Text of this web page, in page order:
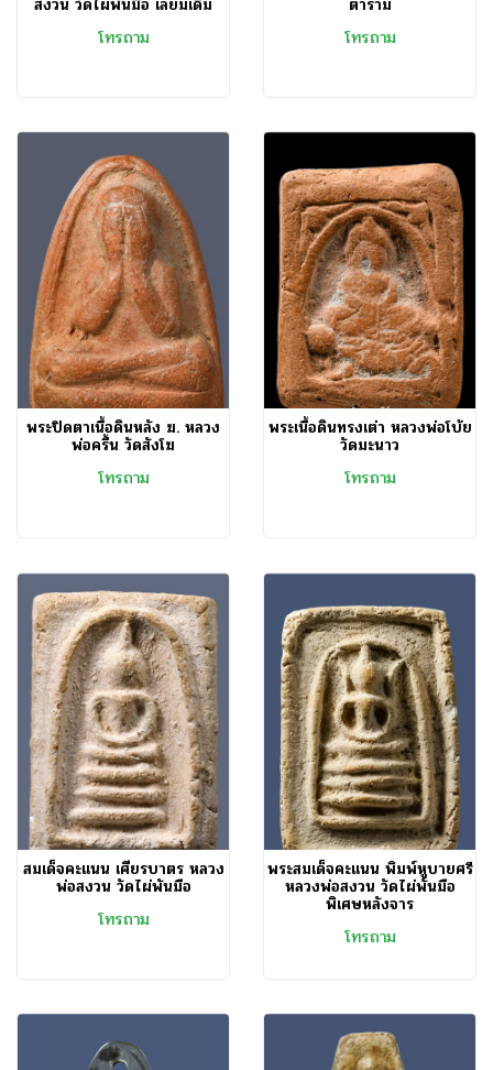
สงวน วัดไผ่พันมือ เลี่ยมเดิม
โทรถาม
ตาราม
โทรถาม
พระปิดตาเนื้อดินหลัง ฆ. หลวง
พ่อครื้น วัดสังโฆ
โทรถาม
พระเนื้อดินทรงเต่า หลวงพ่อโบ้ย
วัดมะนาว
โทรถาม
สมเด็จคะแนน เศียรบาตร หลวง
พ่อสงวน วัดไผ่พันมือ
โทรถาม
พระสมเด็จคะแนน พิมพ์หูบายศรี
หลวงพ่อสงวน วัดไผ่พันมือ
พิเศษหลังจาร
โทรถาม